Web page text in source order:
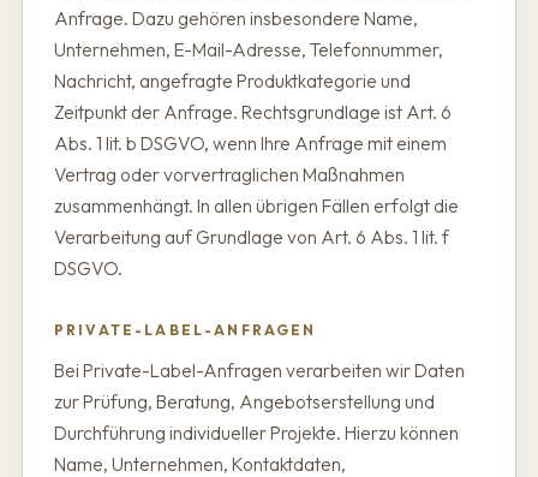
Anfrage. Dazu gehören insbesondere Name,
Unternehmen, E-Mail-Adresse, Telefonnummer,
Nachricht, angefragte Produktkategorie und
Zeitpunkt der Anfrage. Rechtsgrundlage ist Art. 6
Abs. 1 lit. b DSGVO, wenn Ihre Anfrage mit einem
Vertrag oder vorvertraglichen Maßnahmen
zusammenhängt. In allen übrigen Fällen erfolgt die
Verarbeitung auf Grundlage von Art. 6 Abs. 1 lit. f
DSGVO.
PRIVATE-LABEL-ANFRAGEN
Bei Private-Label-Anfragen verarbeiten wir Daten
zur Prüfung, Beratung, Angebotserstellung und
Durchführung individueller Projekte. Hierzu können
Name, Unternehmen, Kontaktdaten,